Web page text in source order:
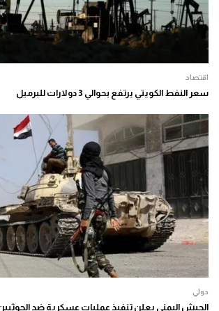
اقتصاد
سعر النفط الكويتي يرتفع بحوالي 3 دولارات للبرميل
دولي
الجيش اليمني يعلن تنفيذ عمليات عسكرية ضد